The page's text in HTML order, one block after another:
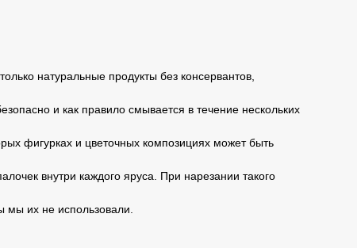
натуральные продукты без консервантов,
и как правило смывается в течение нескольких
фигурках и цветочных композициях может быть
внутри каждого яруса. При нарезании такого
мы их не использовали.